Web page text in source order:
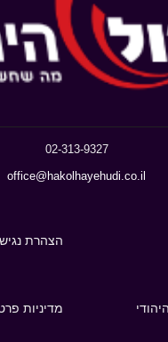
02-313-9327
office@hakolhayehudi.co.il
הצהרת
מדיניות